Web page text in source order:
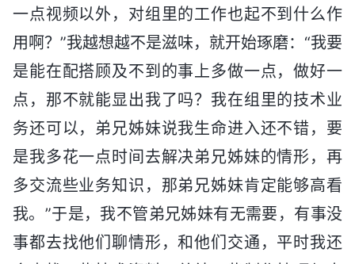
一点视频以外，对组里的工作也起不到什么作
用啊？”我越想越不是滋味，就开始琢磨：“我要
是能在配搭顾及不到的事上多做一点，做好一
点，那不就能显出我了吗？我在组里的技术业
务还可以，弟兄姊妹说我生命进入还不错，要
是我多花一点时间去解决弟兄姊妹的情形，再
多交流些业务知识，那弟兄姊妹肯定能够高看
我。”于是，我不管弟兄姊妹有无需要，有事没
事都去找他们聊情形，和他们交通，平时我还